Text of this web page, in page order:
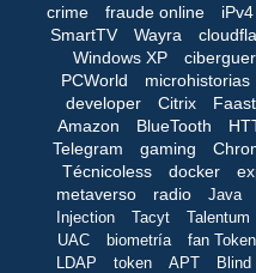
crime
fraude online iPv4
SmartTV
Wayra
Windows XP
PCWorld
microhistorias
developer
Citrix Faast
Amazon
BlueTooth
Telegram
gaming
Técnicoless
docker
metaverso
radio Java
Injection
Tacyt Talentum
UAC
biometría fan
LDAP
token APT
Blind